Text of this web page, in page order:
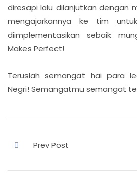
diresapi lalu dilanjutkan dengan
mengajarkannya ke tim
diimplementasikan sebaik
Makes Perfect!
Teruslah semangat hai para
Negri! Semangatmu semangat